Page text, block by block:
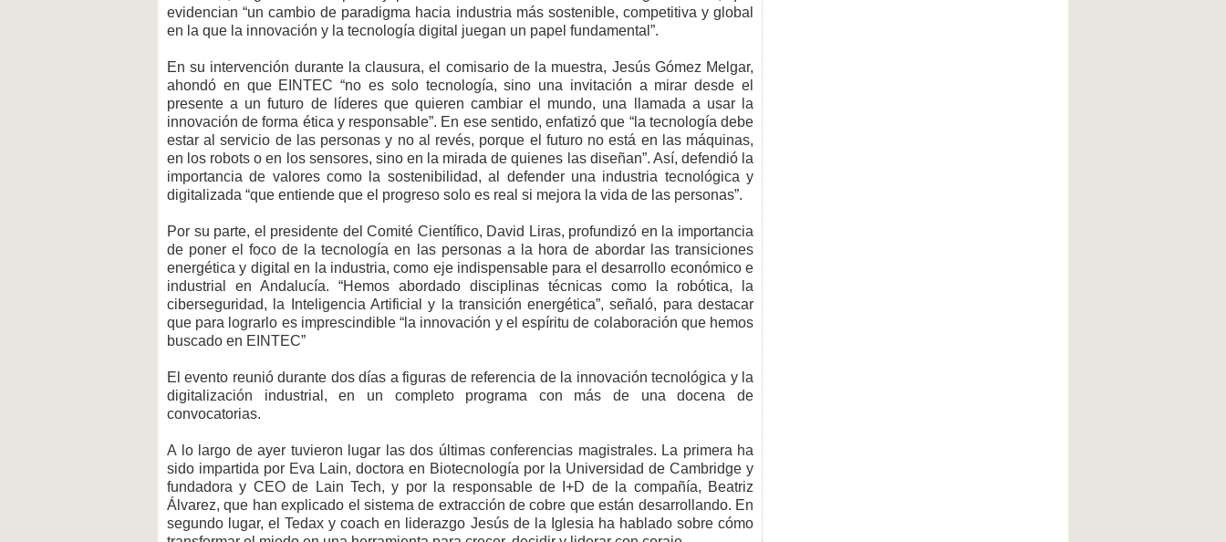
evidencian “un cambio de paradigma hacia industria más sostenible, competitiva y global
en la que la innovación y la tecnología digital juegan un papel fundamental”.
En su intervención durante la clausura, el comisario de la muestra, Jesús Gómez Melgar,
ahondó en que EINTEC “no es solo tecnología, sino una invitación a mirar desde el
presente a un futuro de líderes que quieren cambiar el mundo, una llamada a usar la
innovación de forma ética y responsable”. En ese sentido, enfatizó que “la tecnología debe
estar al servicio de las personas y no al revés, porque el futuro no está en las máquinas,
en los robots o en los sensores, sino en la mirada de quienes las diseñan”. Así, defendió la
importancia de valores como la sostenibilidad, al defender una industria tecnológica y
digitalizada “que entiende que el progreso solo es real si mejora la vida de las personas”.
Por su parte, el presidente del Comité Científico, David Liras, profundizó en la importancia
de poner el foco de la tecnología en las personas a la hora de abordar las transiciones
energética y digital en la industria, como eje indispensable para el desarrollo económico e
industrial en Andalucía. “Hemos abordado disciplinas técnicas como la robótica, la
ciberseguridad, la Inteligencia Artificial y la transición energética”, señaló, para destacar
que para lograrlo es imprescindible “la innovación y el espíritu de colaboración que hemos
buscado en EINTEC”
El evento reunió durante dos días a figuras de referencia de la innovación tecnológica y la
digitalización industrial, en un completo programa con más de una docena de
convocatorias.
A lo largo de ayer tuvieron lugar las dos últimas conferencias magistrales. La primera ha
sido impartida por Eva Lain, doctora en Biotecnología por la Universidad de Cambridge y
fundadora y CEO de Lain Tech, y por la responsable de I+D de la compañía, Beatriz
Álvarez, que han explicado el sistema de extracción de cobre que están desarrollando. En
segundo lugar, el Tedax y coach en liderazgo Jesús de la Iglesia ha hablado sobre cómo